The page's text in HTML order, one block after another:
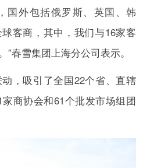
国外包括俄罗斯、英国、韩
客商，其中，我们与16家客
春雪集团上海分公司表示。
，吸引了全国22个省、直辖
商协会和61个批发市场组团